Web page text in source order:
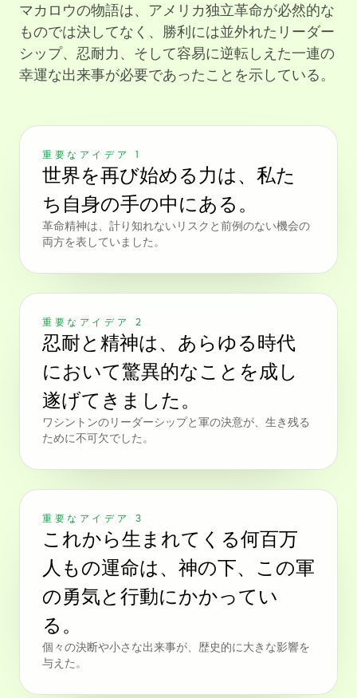
マカロウの物語は、アメリカ独立革命が必然的な
ものでは決してなく、勝利には並外れたリーダー
シップ、忍耐力、そして容易に逆転しえた一連の
幸運な出来事が必要であったことを示している。
重要なアイデア 1
世界を再び始める力は、私た
ち自身の手の中にある。
革命精神は、計り知れないリスクと前例のない機会の
両方を表していました。
重要なアイデア 2
忍耐と精神は、あらゆる時代
において驚異的なことを成し
遂げてきました。
ワシントンのリーダーシップと軍の決意が、生き残る
ために不可欠でした。
重要なアイデア 3
これから生まれてくる何百万
人もの運命は、神の下、この軍
の勇気と行動にかかってい
る。
個々の決断や小さな出来事が、歴史的に大きな影響を
与えた。